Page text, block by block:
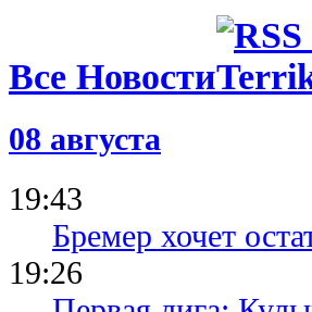
Все Новости
08 августа
19:43
Бремер хочет
19:26